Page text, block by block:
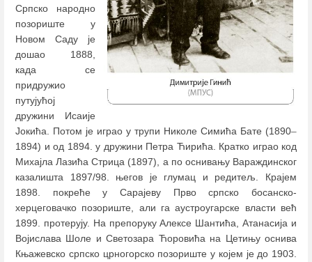
Српско народно
позориште у
Новом Саду је
дошао 1888,
када се
придружио
путујућој
дружини Исаије
Јокића. Потом је играо у трупи Николе Симића Бате (1890–
1894) и од 1894. у дружини Петра Ћирића. Кратко играо код
Михајла Лазића Стрица (1897), а по оснивању Вараждинског
казалишта 1897/98. његов је глумац и редитељ. Крајем
1898. покреће у Сарајеву Прво српско босанско-
херцеговачко позориште, али га аустроугарске власти већ
1899. протерују. На препоруку Алексе Шантића, Атанасија и
Војислава Шоле и Светозара Ћоровића на Цетињу оснива
Књажевско српско црногорско позориште у којем је до 1903.